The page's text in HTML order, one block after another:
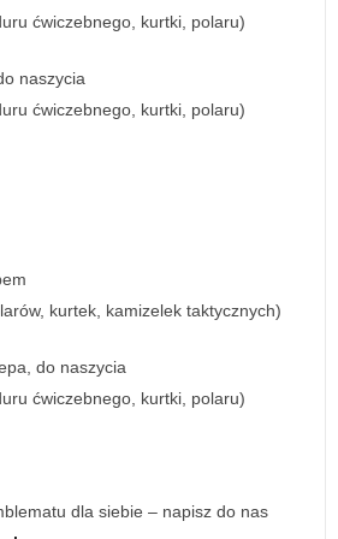
ćwiczebnego, kurtki, polaru)
naszycia
ćwiczebnego, kurtki, polaru)
kurtek, kamizelek taktycznych)
do naszycia
ćwiczebnego, kurtki, polaru)
dla siebie – napisz do nas